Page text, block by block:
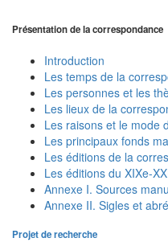
Présentation de la correspondance
Introduction
Les temps de la
Les personnes et les
Les lieux de la
Les raisons et le mode
Les principaux fonds
Les éditions de la
Les éditions du XIXe-
Annexe I. Sources
Annexe II. Sigles et
Projet de recherche